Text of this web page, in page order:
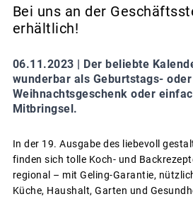
Bei uns an der
erhältlich!
06.11.2023 | Der beliebte
wunderbar als Geburtstags- oder
Weihnachtsgeschenk oder
Mitbringsel.
In der 19. Ausgabe des liebevoll
finden sich tolle Koch- und
regional – mit Geling-Garantie,
Küche, Haushalt, Garten und